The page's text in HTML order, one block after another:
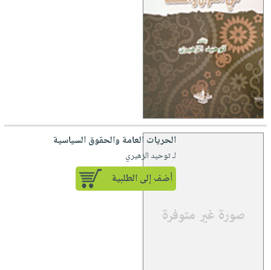
الحريات العامة والحقوق السياسية
لـ توحيد الزهيري
أضف إلى الطلبية